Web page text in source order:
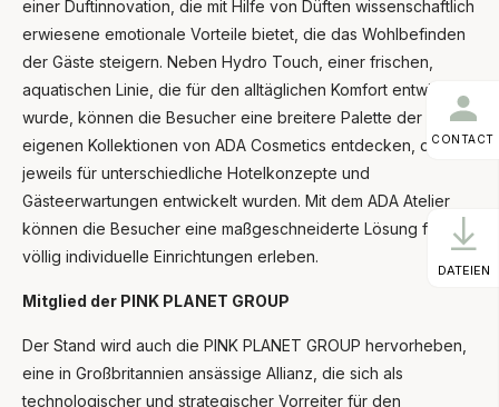
einer Duftinnovation, die mit Hilfe von Düften wissenschaftlich
erwiesene emotionale Vorteile bietet, die das Wohlbefinden
der Gäste steigern. Neben Hydro Touch, einer frischen,
aquatischen Linie, die für den alltäglichen Komfort entwickelt
wurde, können die Besucher eine breitere Palette der
eigenen Kollektionen von ADA Cosmetics entdecken, die
jeweils für unterschiedliche Hotelkonzepte und
Gästeerwartungen entwickelt wurden. Mit dem ADA Atelier
können die Besucher eine maßgeschneiderte Lösung für
völlig individuelle Einrichtungen erleben.
Mitglied der PINK PLANET GROUP
Der Stand wird auch die PINK PLANET GROUP hervorheben,
eine in Großbritannien ansässige Allianz, die sich als
technologischer und strategischer Vorreiter für den
CONTACT
DATEIEN